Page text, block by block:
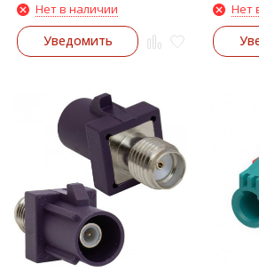
Нет в наличии
Уведомить
Нет